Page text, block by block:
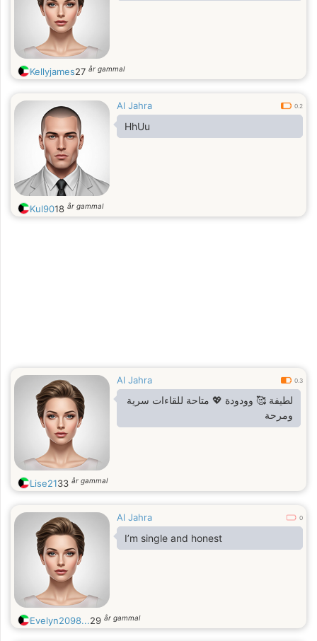
Kellyjames27 år gammal
Al Jahra 0.2
HhUu
Kul9018 år gammal
Al Jahra 0.3
لطيفة 🥰 وودودة 💖 متاحة للقاءات سرية
ومرحة
Lise2133 år gammal
Al Jahra 0
I’m single and honest
Evelyn2098...29 år gammal